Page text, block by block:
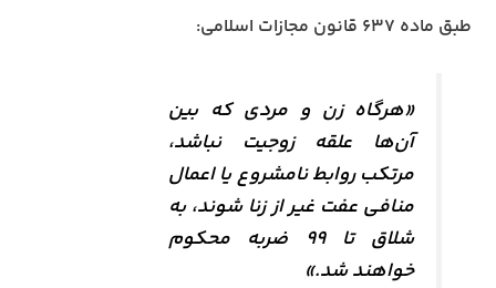
طبق ماده ۶۳۷ قانون مجازات اسلامی:
«هرگاه زن و مردی که بین
آن‌ها علقه زوجیت نباشد،
مرتکب روابط نامشروع یا اعمال
منافی عفت غیر از زنا شوند، به
شلاق تا ۹۹ ضربه محکوم
خواهند شد.»